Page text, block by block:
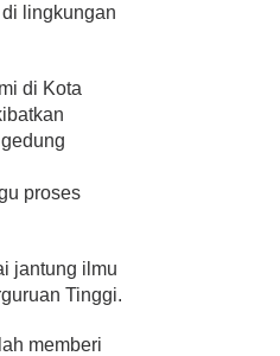
lingkungan
di Kota
proses
jantung ilmu
Tinggi.
memberi